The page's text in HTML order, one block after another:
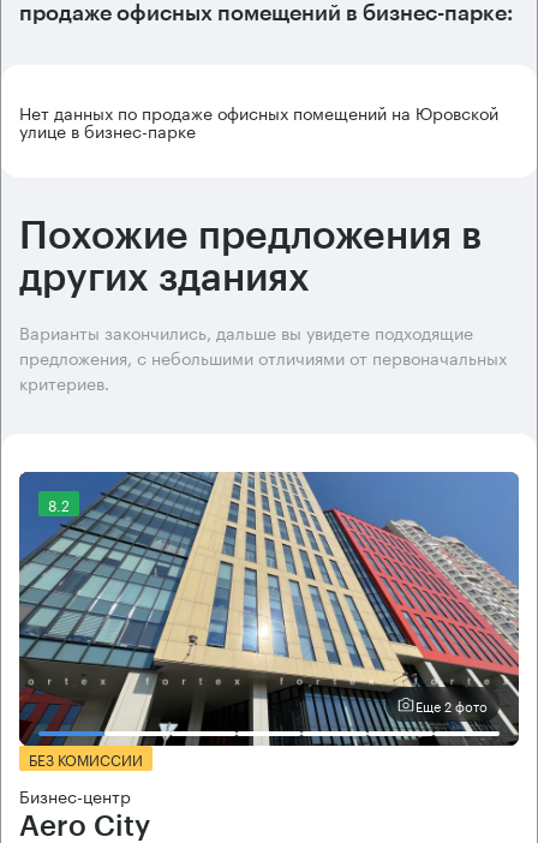
продаже офисных помещений в бизнес-парке:
Нет данных по продаже офисных помещений на Юровской
улице в бизнес-парке
Похожие предложения в
других зданиях
Варианты закончились, дальше вы увидете подходящие
предложения, с небольшими отличиями от первоначальных
критериев.
8.2
Еще 2 фото
БЕЗ КОМИССИИ
Бизнес-центр
Aero City